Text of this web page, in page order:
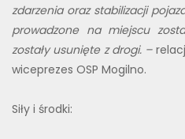
zdarzenia oraz stabilizacji
prowadzone na miejscu
zostały usunięte z drogi. –
wiceprezes OSP Mogilno.
Siły i środki: